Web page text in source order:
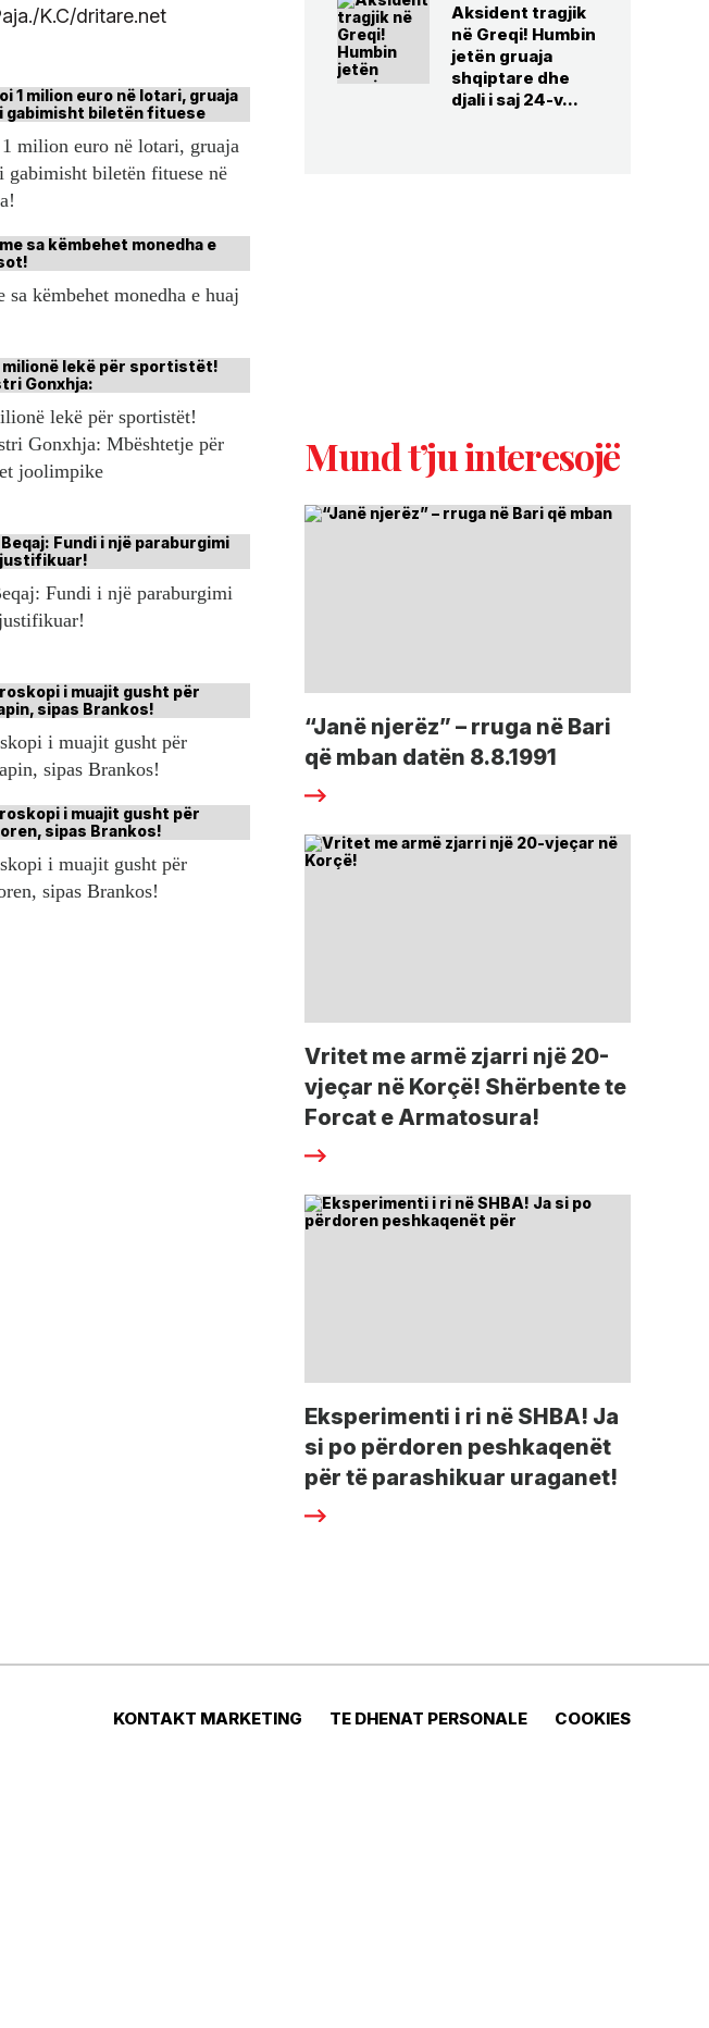
K.C/dritare.net
milion euro në lotari, gruaja
gabimisht biletën fituese në
sa këmbehet monedha e huaj
lekë për sportistët!
Gonxhja: Mbështetje për
joolimpike
Fundi i një paraburgimi
i muajit gusht për
sipas Brankos!
i muajit gusht për
sipas Brankos!
Aksident tragjik
në Greqi! Humbin
jetën gruaja
shqiptare dhe
djali i saj 24-v...
Mund t’ju interesojë
“Janë njerëz” – rruga në Bari
që mban datën 8.8.1991
Vritet me armë zjarri një 20-
vjeçar në Korçë! Shërbente te
Forcat e Armatosura!
Eksperimenti i ri në SHBA! Ja
si po përdoren peshkaqenët
për të parashikuar uraganet!
KONTAKT MARKETING TE DHENAT PERSONALE COOKIES